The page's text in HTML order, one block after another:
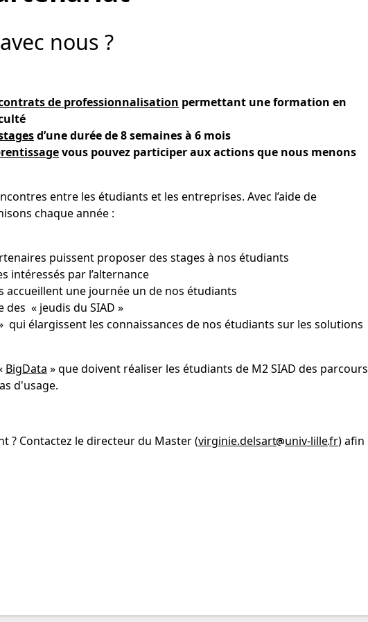
nous ?
de professionnalisation permettant une formation en
d’une durée de 8 semaines à 6 mois
vous pouvez participer aux actions que nous menons
entre les étudiants et les entreprises. Avec l’aide de
chaque année :
puissent proposer des stages à nos étudiants
intéressés par l’alternance
accueillent une journée un de nos étudiants
« jeudis du SIAD »
qui élargissent les connaissances de nos étudiants sur les solutions
BigData » que doivent réaliser les étudiants de M2 SIAD des parcours
d'usage.
? Contactez le directeur du Master (virginie.delsart univ-lillefr) afin